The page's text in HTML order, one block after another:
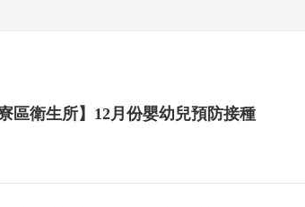
寮區衛生所】12月份嬰幼兒預防接種